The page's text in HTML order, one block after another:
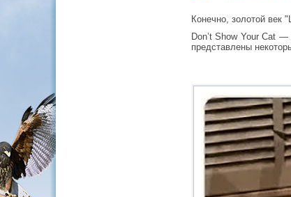
Конечно, золотой век
Don’t Show Your Cat
представлены